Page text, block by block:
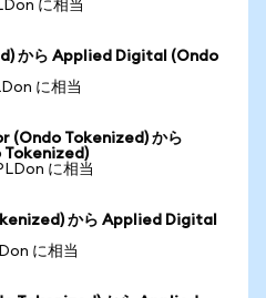
に相当
から Applied Digital (Ondo
に相当
(Ondo Tokenized) から
に相当
から Applied Digital
に相当